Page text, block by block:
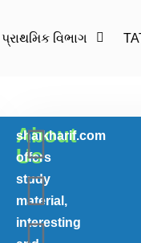
પ્રાથમિક વિભાગ
વિષય અથવા
About
Us
shaikharif.com
offers
study
material,
interesting